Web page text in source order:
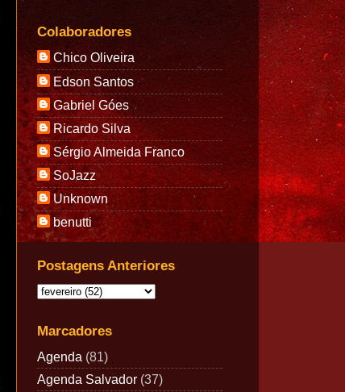
Colaboradores
Chico Oliveira
Edson Santos
Gabriel Góes
Ricardo Silva
Sérgio Almeida Franco
SoJazz
Unknown
benutti
Postagens Anteriores
Marcadores
Agenda (81)
Agenda Salvador (37)